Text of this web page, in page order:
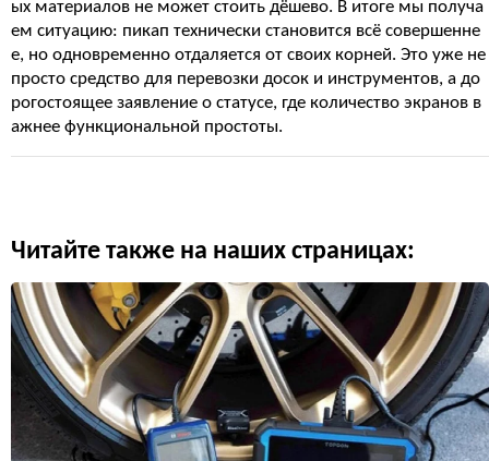
ых материалов не может стоить дёшево. В итоге мы получа
ем ситуацию: пикап технически становится всё совершенне
е, но одновременно отдаляется от своих корней. Это уже не
просто средство для перевозки досок и инструментов, а до
рогостоящее заявление о статусе, где количество экранов в
ажнее функциональной простоты.
Читайте также на наших страницах: